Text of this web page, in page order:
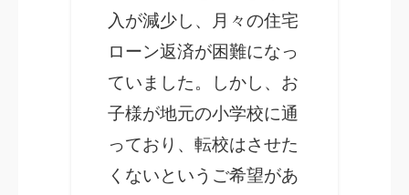
入が減少し、月々の住宅
ローン返済が困難になっ
ていました。しかし、お
子様が地元の小学校に通
っており、転校はさせた
くないというご希望があ